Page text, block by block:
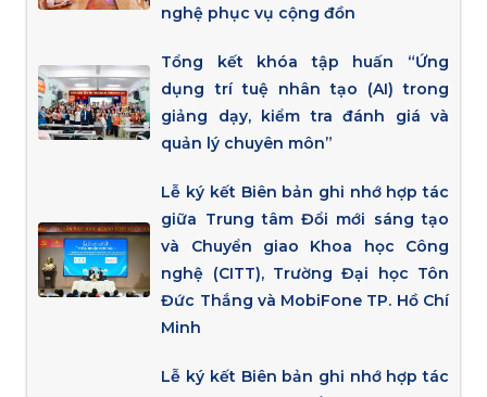
nghệ phục vụ cộng đồn
Tổng kết khóa tập huấn “Ứng
dụng trí tuệ nhân tạo (AI) trong
giảng dạy, kiểm tra đánh giá và
quản lý chuyên môn”
Lễ ký kết Biên bản ghi nhớ hợp tác
giữa Trung tâm Đổi mới sáng tạo
và Chuyển giao Khoa học Công
nghệ (CITT), Trường Đại học Tôn
Đức Thắng và MobiFone TP. Hồ Chí
Minh
Lễ ký kết Biên bản ghi nhớ hợp tác